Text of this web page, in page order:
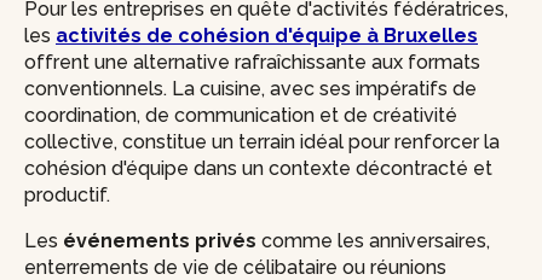
Pour les entreprises en quête d'activités fédératrices,
les activités de cohésion d'équipe à Bruxelles
offrent une alternative rafraîchissante aux formats
conventionnels. La cuisine, avec ses impératifs de
coordination, de communication et de créativité
collective, constitue un terrain idéal pour renforcer la
cohésion d'équipe dans un contexte décontracté et
productif.
Les événements privés comme les anniversaires,
enterrements de vie de célibataire ou réunions